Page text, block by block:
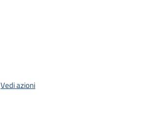
Vedi azioni